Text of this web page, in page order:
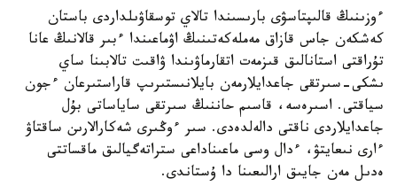
ءوزىنىڭ قالىپتاسۋى بارىسىندا تالاي توسقاۋىلداردى باستان
كەشكەن جاس قازاق مەملەكەتىنىڭ اۋماعىندا ءبىر قالانىڭ عانا
تۇراقتى استانالىق قىزمەت اتقارماۋىندا ۋاقىت تالابىنا ساي
ىشكى-سىرتقى جاعدايلارمەن بايلانىستىرىپ قاراستىرعان ءجون
سياقتى. اسىرەسە، قاسىم حاننىڭ سىرتقى ساياساتى بۇل
جاعدايلاردى ناقتى دالەلدەدى. سىر ءوڭىرى شەكارالارىن ساقتاۋ
ءارى نىعايتۋ، ءدال وسى ماعىناداعى ستراتەگيالىق ماقساتتى
ەدىل مەن جايىق ارالىعىنا دا ۇستاندى.